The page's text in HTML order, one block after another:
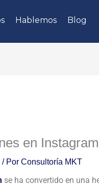
Hablemos Blog
en
/ PorConsultoría MKT
se ha convertido en una